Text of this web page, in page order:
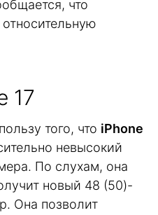
что
17
того, что iPhone
невысокий
По слухам, она
новый 48 (50)-
Она позволит